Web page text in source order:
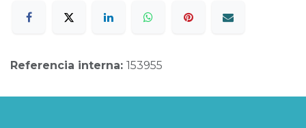
Referencia interna: 153955